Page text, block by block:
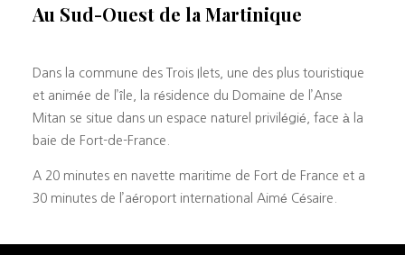
Au Sud-Ouest de la Martinique
Dans la commune des Trois Ilets, une des plus touristique
et animée de l’île, la résidence du Domaine de l’Anse
Mitan se situe dans un espace naturel privilégié, face à la
baie de Fort-de-France.
A 20 minutes en navette maritime de Fort de France et a
30 minutes de l’aéroport international Aimé Césaire.